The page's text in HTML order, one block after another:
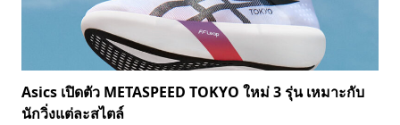
Asics เปิดตัว METASPEED TOKYO ใหม่ 3 รุ่น เหมาะกับ
นักวิ่งแต่ละสไตล์